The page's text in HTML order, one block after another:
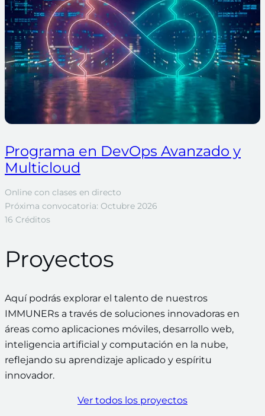
Programa en DevOps Avanzado y
Multicloud
Online con clases en directo
Próxima convocatoria: Octubre 2026
16 Créditos
Proyectos
Aquí podrás explorar el talento de nuestros
IMMUNERs a través de soluciones innovadoras en
áreas como aplicaciones móviles, desarrollo web,
inteligencia artificial y computación en la nube,
reflejando su aprendizaje aplicado y espíritu
innovador.
Ver todos los proyectos